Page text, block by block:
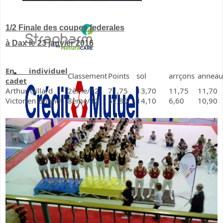
1/2 Finale des coupes federales
à Dax le 23 janvier 2016
En individuel
cadet
ClassementPoints sol arrçons
Arthur Gillard
2ème/12 71,75 13,70 11,75
11,70
Victorien Bonnet 8ème/12 62,80 14,10 6,60 10,90